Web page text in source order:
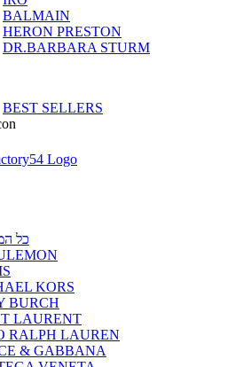
BALMAIN
HERON PRESTON
DR.BARBARA STURM
BEST SELLERS
כל
KORS
BURCH
LAURENT
RALPH LAUREN
& GABBANA